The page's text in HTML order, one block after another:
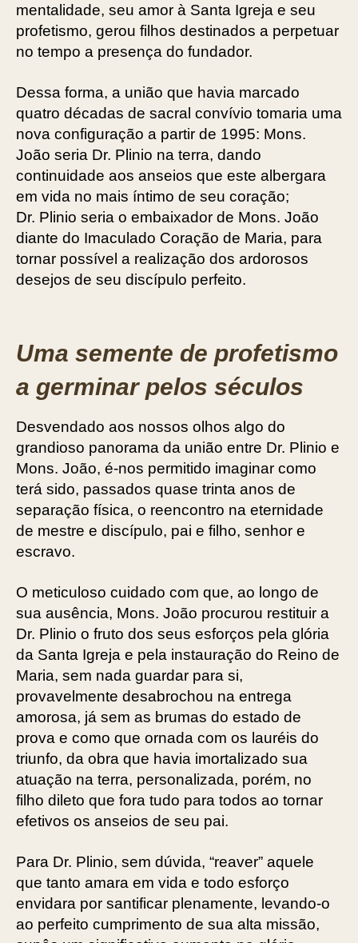
mentalidade, seu amor à Santa Igreja e seu
profetismo, gerou filhos destinados a perpetuar
no tempo a presença do fundador.
Dessa forma, a união que havia marcado
quatro décadas de sacral convívio tomaria uma
nova configuração a partir de 1995: Mons.
João seria Dr. Plinio na terra, dando
continuidade aos anseios que este albergara
em vida no mais íntimo de seu coração;
Dr. Plinio seria o embaixador de Mons. João
diante do Imaculado Coração de Maria, para
tornar possível a realização dos ardorosos
desejos de seu discípulo perfeito.
Uma semente de profetismo
a germinar pelos séculos
Desvendado aos nossos olhos algo do
grandioso panorama da união entre Dr. Plinio e
Mons. João, é-nos permitido imaginar como
terá sido, passados quase trinta anos de
separação ­física, o ­reencontro na eternidade
de mestre e discípulo, pai e filho, senhor e
escravo.
O meticuloso cuidado com que, ao longo de
sua ausência, Mons. João procurou restituir a
Dr. Plinio o fruto dos seus esforços pela glória
da Santa Igreja e pela instauração do Reino de
Maria, sem nada guardar para si,
provavelmente desabrochou na entrega
amorosa, já sem as brumas do estado de
prova e como que ornada com os lauréis do
triunfo, da obra que havia imortalizado sua
atuação na terra, personalizada, porém, no
filho dileto que fora tudo para todos ao tornar
efetivos os anseios de seu pai.
Para Dr. Plinio, sem dúvida, “reaver” aquele
que tanto amara em vida e todo esforço
envidara por santificar plenamente, levando-o
ao perfeito cumprimento de sua alta missão,